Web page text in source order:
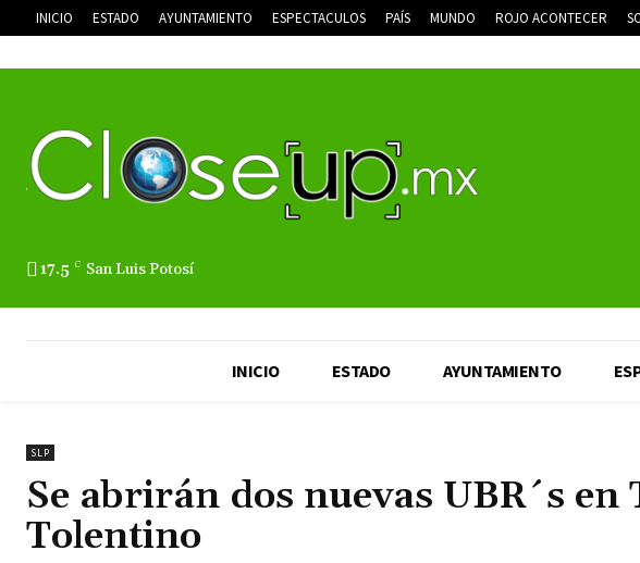
INICIO ESTADO AYUNTAMIENTO ESPECTACULOS PAÍS MUNDO ROJO ACONTECER
17.5 C San Luis Potosí
INICIO ESTADO AYUNTAMIENTO
SLP
Se abrirán dos nuevas UBR´s
Tolentino